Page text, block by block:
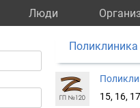
Люди
15, 16,